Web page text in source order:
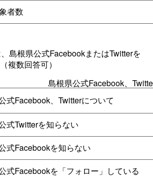
者数
、島根県公式FacebookまたはTwitterを
複数回答可）
島根県公式Facebook、
式Facebook、Twitterについて
式Twitterを知らない
式Facebookを知らない
式Facebookを「フォロー」している